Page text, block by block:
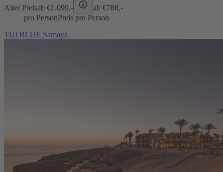
Alter Preisab €1.099,- ab €788,-
pro PersonPreis pro Person
TUI BLUE Samaya